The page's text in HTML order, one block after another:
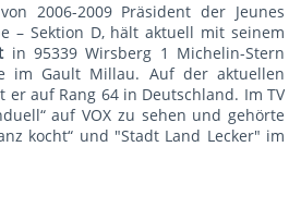
2006-2009 Präsident der Jeunes
– Sektion D, hält aktuell mit seinem
in 95339 Wirsberg 1 Michelin-Stern
im Gault Millau. Auf der aktuellen
er auf Rang 64 in Deutschland. Im TV
auf VOX zu sehen und gehörte
kocht“ und "Stadt Land Lecker" im